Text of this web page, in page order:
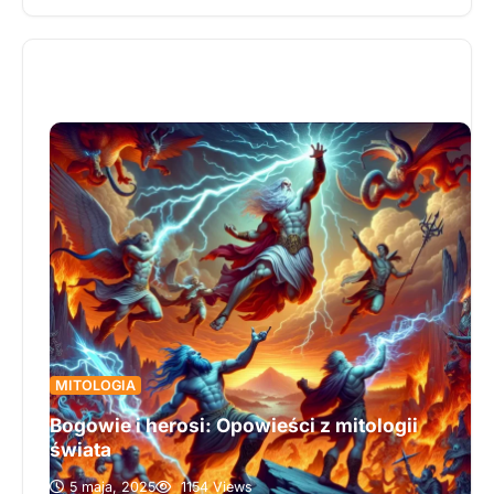
wiedzy, które uczyniły go archetypem boskiego
mędrca. Z kolei Thor jawi się jako nieustraszony
wojownik walczący z gigantami i siłami chaosu, w
pełni oddany ochronie porządku i swojego świata.
Jeśli chcesz zanurzyć się w świat pełen mitów,
bohaterstwa i duchowej głębi, koniecznie
przeczytaj ten fascynujący artykuł.
MITOLOGIA
Bogowie i herosi: Opowieści z mitologii
świata
5 maja, 2025 1154 Views